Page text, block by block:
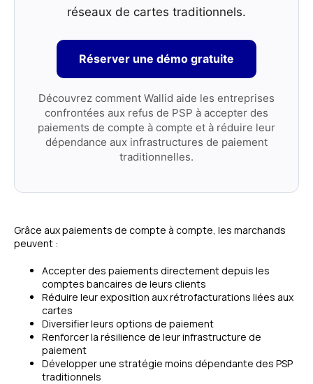
réseaux de cartes traditionnels.
Réserver une démo gratuite
Découvrez comment Wallid aide les entreprises
confrontées aux refus de PSP à accepter des
paiements de compte à compte et à réduire leur
dépendance aux infrastructures de paiement
traditionnelles.
Grâce aux paiements de compte à compte, les marchands
peuvent :
Accepter des paiements directement depuis les
comptes bancaires de leurs clients
Réduire leur exposition aux rétrofacturations liées aux
cartes
Diversifier leurs options de paiement
Renforcer la résilience de leur infrastructure de
paiement
Développer une stratégie moins dépendante des PSP
traditionnels